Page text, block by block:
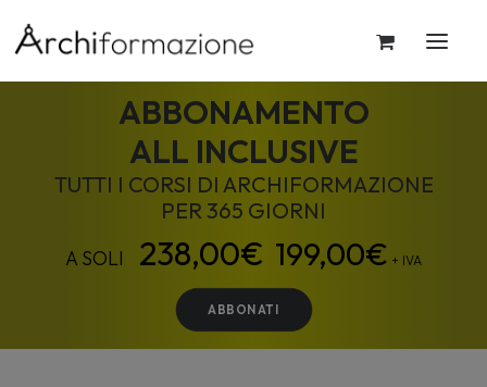
ABBONAMENTO
ALL INCLUSIVE
TUTTI I CORSI DI ARCHIFORMAZIONE
PER 365 GIORNI
199,00€ + IVA
ABBONATI